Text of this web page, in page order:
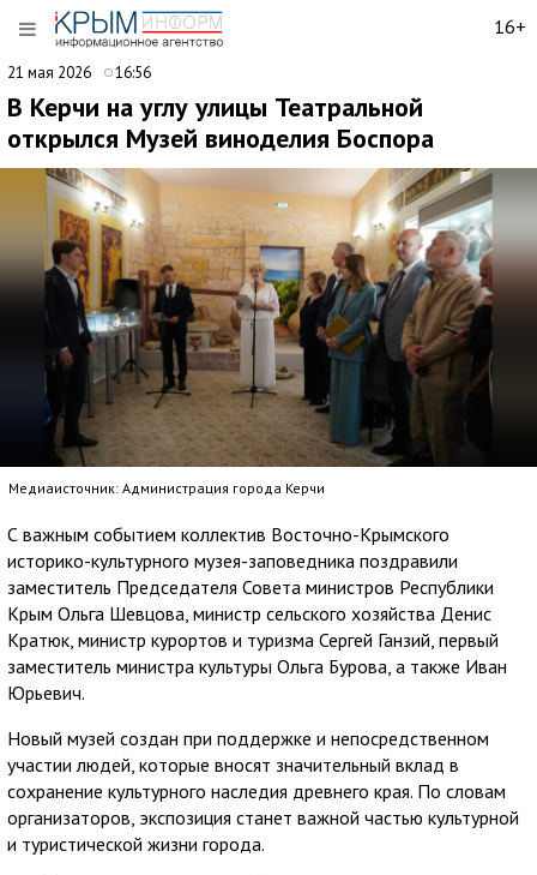
16+
21 мая 2026 16:56
В Керчи на углу улицы Театральной
открылся Музей виноделия Боспора
Медиаисточник: Администрация города Керчи
С важным событием коллектив Восточно-Крымского
историко-культурного музея-заповедника поздравили
заместитель Председателя Совета министров Республики
Крым Ольга Шевцова, министр сельского хозяйства Денис
Кратюк, министр курортов и туризма Сергей Ганзий, первый
заместитель министра культуры Ольга Бурова, а также Иван
Юрьевич.
Новый музей создан при поддержке и непосредственном
участии людей, которые вносят значительный вклад в
сохранение культурного наследия древнего края. По словам
организаторов, экспозиция станет важной частью культурной
и туристической жизни города.